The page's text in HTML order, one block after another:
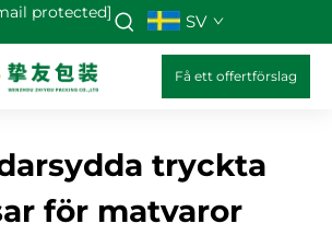
protected] SV
Få ett offertförslag
tryckta
för matvaror